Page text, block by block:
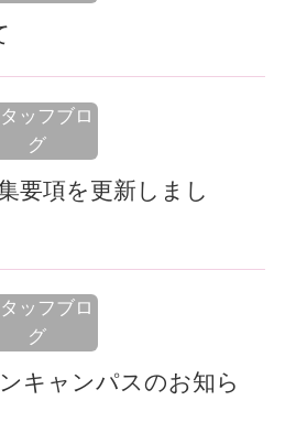
ッフブロ
グ
要項を更新しまし
ッフブロ
グ
キャンパスのお知ら